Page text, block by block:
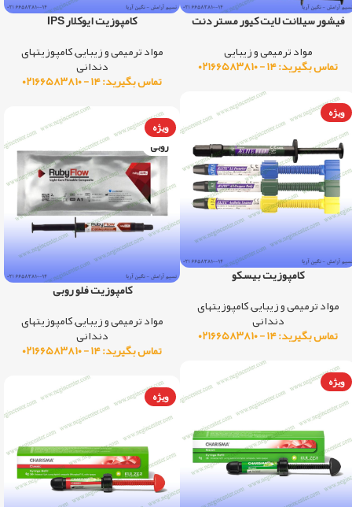
فیشور سیلانت لایت کیور مستر دنت
مواد ترمیمی و زیبایی
تماس بگیرید: ۱۴ - ۰۲۱۶۶۵۸۳۸۱۰
کامپوزیت ایوکلار IPS
مواد ترمیمی و زیبایی,کامپوزیتهای
دندانی
تماس بگیرید: ۱۴ - ۰۲۱۶۶۵۸۳۸۱۰
ویژه
کامپوزیت بیسکو
مواد ترمیمی و زیبایی,کامپوزیتهای
دندانی
تماس بگیرید: ۱۴ - ۰۲۱۶۶۵۸۳۸۱۰
ویژه
روبی
کامپوزیت فلو روبی
مواد ترمیمی و زیبایی,کامپوزیتهای
دندانی
تماس بگیرید: ۱۴ - ۰۲۱۶۶۵۸۳۸۱۰
ویژه
ویژه